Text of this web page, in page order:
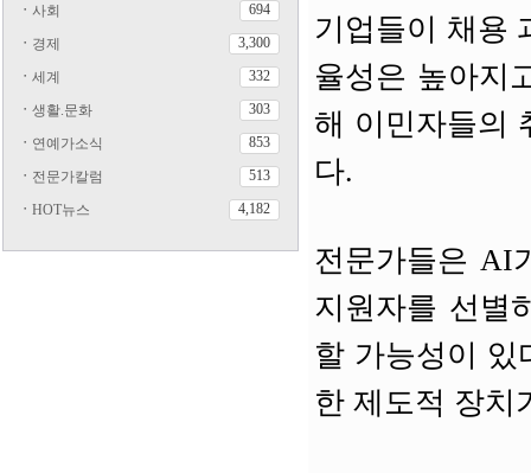
ㆍ 사회 694
ㆍ 경제 3,300
ㆍ 세계 332
ㆍ 생활.문화 303
ㆍ 연예가소식 853
ㆍ 전문가칼럼 513
ㆍ HOT뉴스 4,182
기업들이 채용
율성은 높아지
해 이민자들의
다.
전문가들은 AI
지원자를 선별
할 가능성이 있
한 제도적 장치